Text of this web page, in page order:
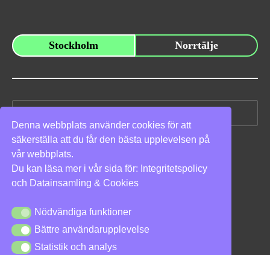
Denna webbplats använder cookies för att
säkerställa att du får den bästa upplevelsen på
vår webbplats.
Du kan läsa mer i vår sida för: Integritetspolicy
och Datainsamling & Cookies
Nödvändiga funktioner
Nödvändiga funktioner
Bättre användarupplevelse
Bättre användarupplevelse
Statistik och analys
Statistik och analys
Stockholm Norrtälje
Sök
efter:
Vi stöder
Integritetspolicy|